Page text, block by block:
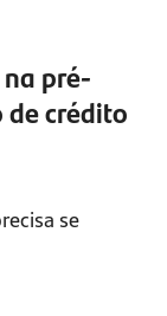
pré-
crédito
se